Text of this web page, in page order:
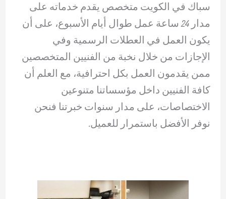
سباك في الكويت متخصص يقدم خدماته على
مدار 24 ساعة عمل طوال أيام الأسبوع، على أن
يكون العمل في العطلات الرسمية وفي
الإجازات من خلال نخبة من الفنيين المتخصصين
ممن يقدمون العمل بكل احترافية، مع العلم أن
كافة الفنيين داخل مؤسساتنا متنوعين
الاختصاصات، على مدار سنوات خبرتنا فنحن
نوفر الأفضل باستمرار للعميل.